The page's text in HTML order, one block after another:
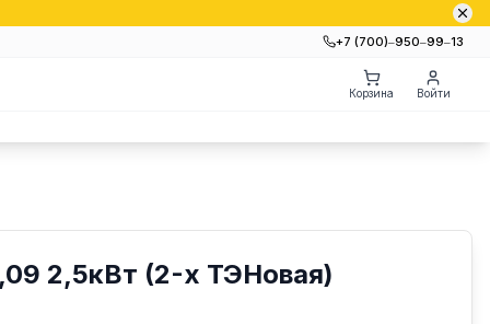
+7 (700)‒950‒99‒13
Корзина Войти
2,5кВт (2-х ТЭНовая)